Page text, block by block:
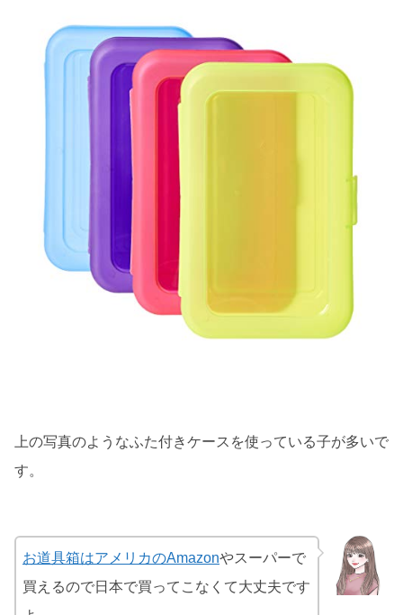
上の写真のようなふた付きケースを使っている子が多いで
す。
お道具箱はアメリカのAmazonやスーパーで
買えるので日本で買ってこなくて大丈夫です